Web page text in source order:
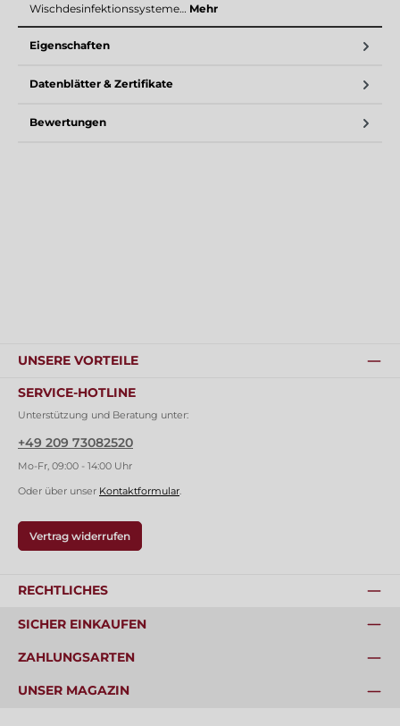
Wischdesinfektionssysteme… Mehr
Eigenschaften
Datenblätter & Zertifikate
Bewertungen
SERVICE-HOTLINE
Unterstützung und Beratung unter:
+49 209 73082520
Mo-Fr, 09:00 - 14:00 Uhr
Oder über unser Kontaktformular.
Vertrag widerrufen
RECHTLICHES
UNSERE VORTEILE
ZAHLUNGSARTEN
SICHER EINKAUFEN
UNSER MAGAZIN